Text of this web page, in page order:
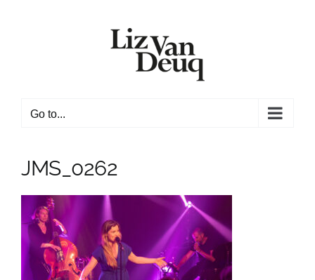
Go to...
JMS_0262